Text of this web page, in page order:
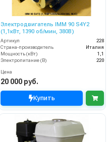
Электродвигатель IMM 90 S4Y2
(1,1кВт, 1390 об/мин, 380В)
Артикул
228
Страна-производитель
Италия
Мощность (кВт)
1,1
Электропитание (В)
220
Цена
20 000 руб.
Купить